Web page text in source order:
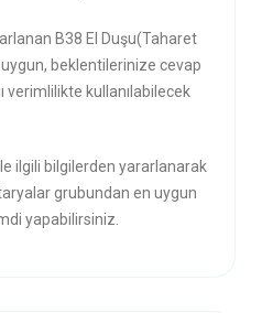
B38 El Duşu(Taharet
beklentilerinize cevap
verimlilikte kullanılabilecek
ilgili bilgilerden yararlanarak
grubundan en uygun
yapabilirsiniz.